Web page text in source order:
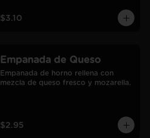
$3.10
Empanada de Queso
Empanada de horno rellena con
mezcla de queso fresco y mozarella.
$2.95